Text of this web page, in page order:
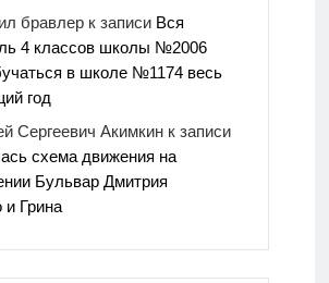
бравлерк записи Вся
4 классов школы №2006
в школе №1174 весь
год
Сергеевич Акимкинк записи
схема движения на
Бульвар Дмитрия
и Грина